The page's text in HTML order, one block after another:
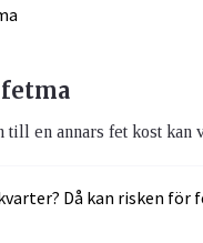
en annars fet kost kan